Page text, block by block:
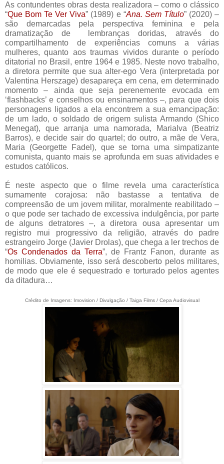
As contundentes obras desta realizadora – como o clássico
“Que Bom Te Ver Viva” (1989) e “Ana. Sem Título” (2020) –
são demarcadas pela perspectiva feminina e pela
dramatização de  lembranças doridas, através do
compartilhamento de experiências comuns a várias
mulheres, quanto aos traumas vividos durante o período
ditatorial no Brasil, entre 1964 e 1985. Neste novo trabalho,
a diretora permite que sua alter-ego Vera (interpretada por
Valentina Herszage) desapareça em cena, em determinado
momento – ainda que seja perenemente evocada em
‘flashbacks’ e conselhos ou ensinamentos –, para que dois
personagens ligados a ela encontrem a sua emancipação:
de um lado, o soldado de origem sulista Armando (Shico
Menegat), que arranja uma namorada, Marialva (Beatriz
Barros), e decide sair do quartel; do outro, a mãe de Vera,
Maria (Georgette Fadel), que se torna uma simpatizante
comunista, quanto mais se aprofunda em suas atividades e
estudos católicos.
É neste aspecto que o filme revela uma característica
sumamente corajosa: não bastasse a tentativa de
compreensão de um jovem militar, moralmente reabilitado –
o que pode ser tachado de excessiva indulgência, por parte
de alguns detratores –, a diretora ousa apresentar um
registro mui progressivo da religião, através do padre
estrangeiro Jorge (Javier Drolas), que chega a ler trechos de
“Os Condenados da Terra”, de Frantz Fanon, durante as
homilias. Obviamente, isso será descoberto pelos militares,
de modo que ele é sequestrado e torturado pelos agentes
da ditadura…
Crédito de Imagens: Imovision / Divulgação / Taiga Films / Cepa Audiovisual